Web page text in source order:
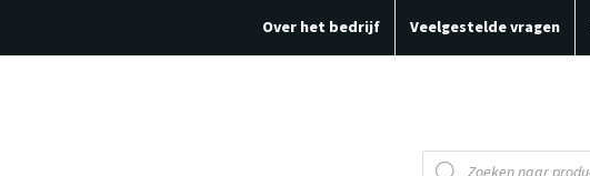
Over het bedrijf Veelgestelde vragen
Producten
zoeken